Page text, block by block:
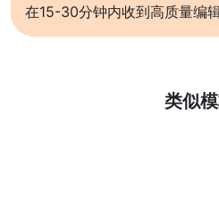
在15-30分钟内收到高质量编
类似
了解更